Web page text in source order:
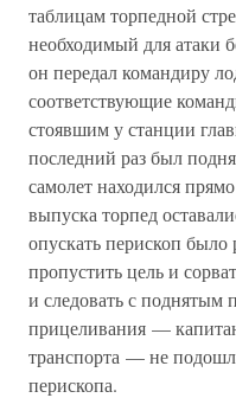
таблицам торпедной
необходимый для атаки
он передал командиру
соответствующие
стоявшим у станции
последний раз был
самолет находился
выпуска торпед
опускать перископ
пропустить цель и
и следовать с поднятым
прицеливания —
транспорта — не
перископа.